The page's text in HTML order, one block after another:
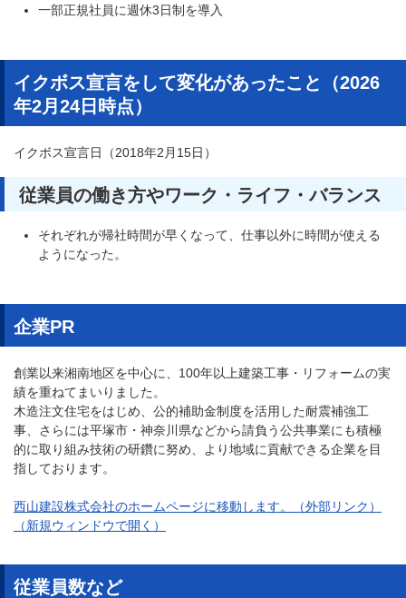
一部正規社員に週休3日制を導入
イクボス宣言をして変化があったこと（2026
年2月24日時点）
イクボス宣言日（2018年2月15日）
従業員の働き方やワーク・ライフ・バランス
それぞれが帰社時間が早くなって、仕事以外に時間が使える
ようになった。
企業PR
創業以来湘南地区を中心に、100年以上建築工事・リフォームの実
績を重ねてまいりました。
木造注文住宅をはじめ、公的補助金制度を活用した耐震補強工
事、さらには平塚市・神奈川県などから請負う公共事業にも積極
的に取り組み技術の研鑽に努め、より地域に貢献できる企業を目
指しております。
西山建設株式会社のホームページに移動します。（外部リンク）
（新規ウィンドウで開く）
従業員数など